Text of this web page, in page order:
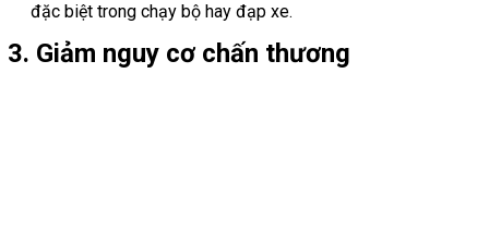
đặc biệt trong chạy bộ hay đạp xe.
3. Giảm nguy cơ chấn thương